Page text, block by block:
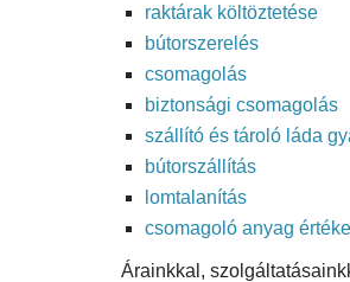
raktárak költöztetése
bútorszerelés
csomagolás
biztonsági csomagolás
szállító és tároló láda
bútorszállítás
lomtalanítás
csomagoló anyag
Árainkkal,